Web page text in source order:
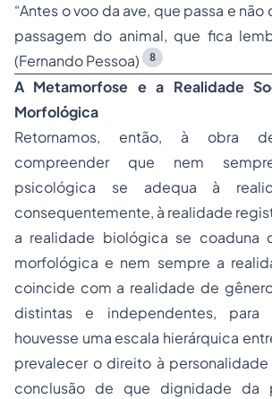
“Antes o voo da ave, que passa e não
passagem do animal, que fica
(Fernando Pessoa)
8
A Metamorfose e a Realidade
Morfológica
Retornamos, então, à obra
compreender que nem
psicológica se adequa à
consequentemente, à realidade
a realidade biológica se coaduna
morfológica e nem sempre a
coincide com a realidade de
distintas e independentes, para
houvesse uma escala hierárquica
prevalecer o direito à
conclusão de que dignidade da